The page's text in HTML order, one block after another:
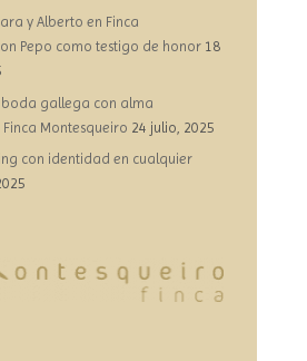
y Alberto en Finca
Pepo como testigo de honor 18
boda gallega con alma
Montesqueiro 24 julio, 2025
con identidad en cualquier